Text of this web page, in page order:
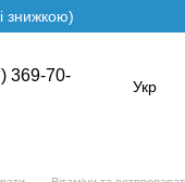
знижкою)
369-70-
Укр